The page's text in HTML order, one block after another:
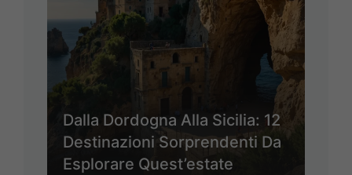
Dalla Dordogna Alla Sicilia: 12
Destinazioni Sorprendenti Da
Esplorare Quest’estate